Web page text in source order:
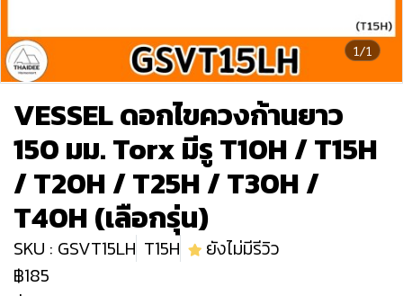
1/1
VESSEL ดอกไขควงก้านยาว
150 มม. Torx มีรู T10H / T15H
/ T20H / T25H / T30H /
T40H (เลือกรุ่น)
SKU : GSVT15LH T15H
ยังไม่มีรีวิว
฿185